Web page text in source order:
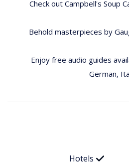
Check out Campbell's Soup
Behold masterpieces by
Enjoy free audio guides
German,
Hotels